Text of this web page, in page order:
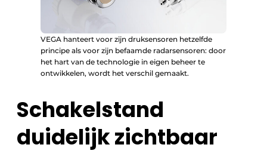
VEGA hanteert voor zijn druksensoren hetzelfde
principe als voor zijn befaamde radarsensoren: door
het hart van de technologie in eigen beheer te
ontwikkelen, wordt het verschil gemaakt.
Schakelstand
duidelijk zichtbaar